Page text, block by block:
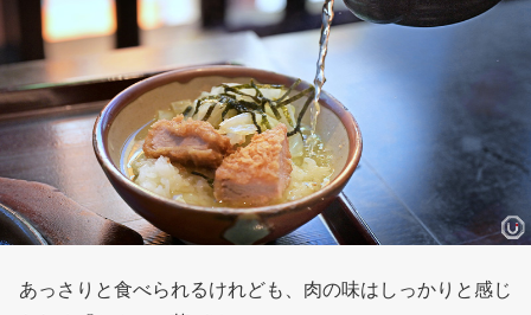
あっさりと食べられるけれども、肉の味はしっかりと感じ